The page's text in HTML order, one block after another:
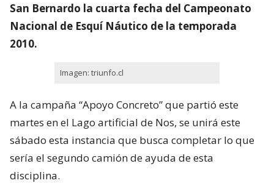
San Bernardo la cuarta fecha del Campeonato
Nacional de Esquí Náutico de la temporada
2010.
Imagen: triunfo.cl
A la campaña “Apoyo Concreto” que partió este
martes en el Lago artificial de Nos, se unirá este
sábado esta instancia que busca completar lo que
sería el segundo camión de ayuda de esta
disciplina.